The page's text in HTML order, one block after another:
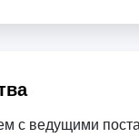
с ведущими